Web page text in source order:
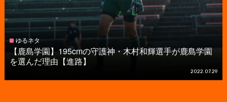
ゆるネタ
【鹿島学園】195cmの守護神・木村和輝選手が鹿島学園
を選んだ理由【進路】
2022.07.29